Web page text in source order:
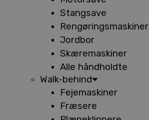
Stangsave
Rengøringsmaskiner
Jordbor
Skæremaskiner
Alle håndholdte
Walk-behind
Fejemaskiner
Fræsere